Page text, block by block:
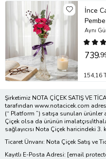
İnce
Aynı
739
154,16
Şirketimiz NOTA ÇİÇEK SATIŞ VE
tarafından www.notacicek.com
(“ Platform ”) satışa sunulan ürünler
Çiçek olsa da ürünün imalatçısı/
sağlayıcısı Nota Çiçek haricindeki
Ticaret Ünvanı: Nota Çiçek Satış ve
Kayıtlı E-Posta Adresi: [email